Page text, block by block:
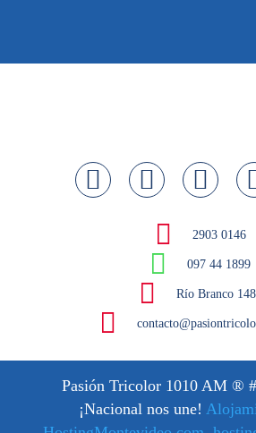
2903 0146
097 44 1899
Río Branco
Pasión Tricolor 1010 AM ®
¡Nacional nos une!